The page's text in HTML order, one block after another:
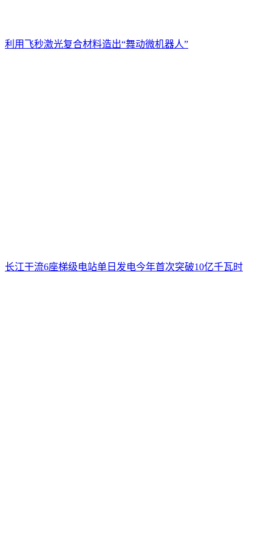
利用飞秒激光复合材料造出“舞动微机器人”
长江干流6座梯级电站单日发电今年首次突破10亿千瓦时